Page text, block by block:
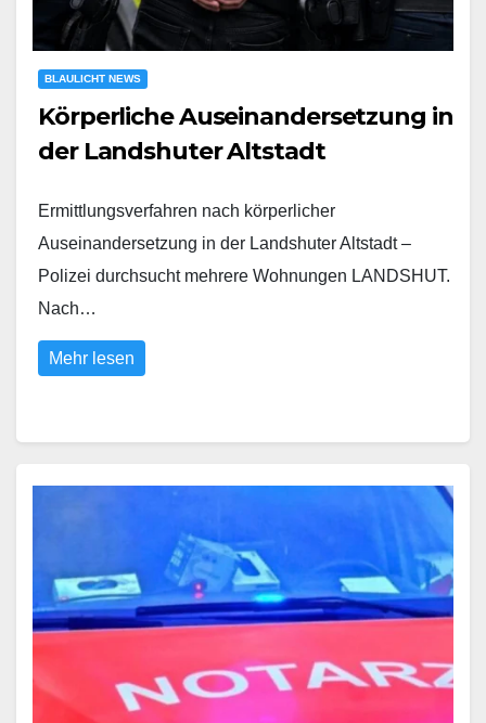
BLAULICHT NEWS
Körperliche Auseinandersetzung in
der Landshuter Altstadt
Ermittlungsverfahren nach körperlicher
Auseinandersetzung in der Landshuter Altstadt –
Polizei durchsucht mehrere Wohnungen LANDSHUT.
Nach…
Mehr lesen